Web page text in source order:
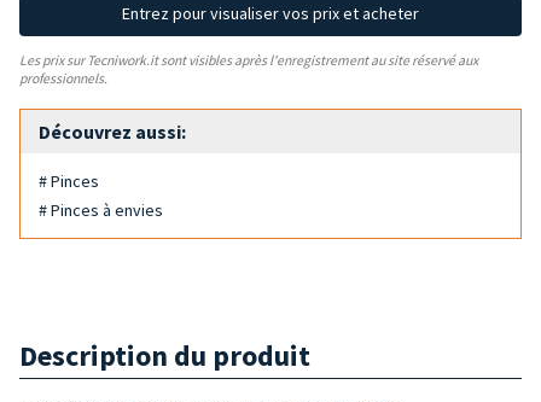
Entrez pour visualiser vos prix et acheter
Les prix sur Tecniwork.it sont visibles après l'enregistrement au site réservé aux
professionnels.
Découvrez aussi:
# Pinces
# Pinces à envies
Description du produit